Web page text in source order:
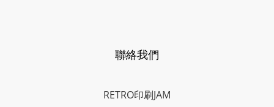
聯絡我們
RETRO印刷JAM